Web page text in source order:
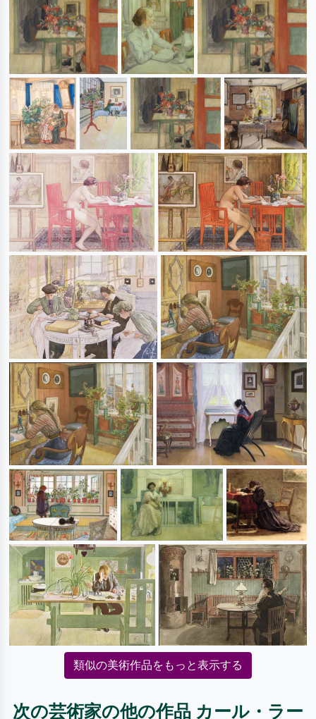
類似の美術作品をもっと表示する
次の芸術家の他の作品 カール・ラー